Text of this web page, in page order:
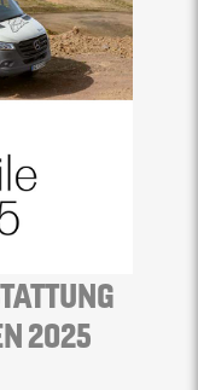
2025